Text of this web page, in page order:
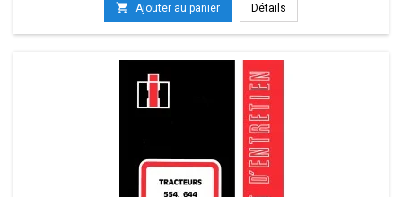
 Ajouter au panier Détails